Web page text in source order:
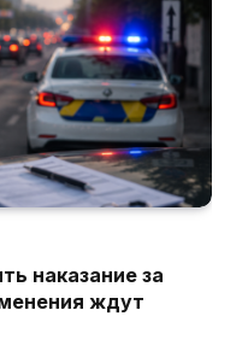
наказание за
ждут